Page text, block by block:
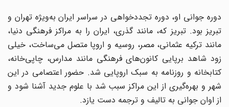
دوره جوانی او، دوره تجددخواهی در سراسر ایران به‌ویژه تهران و
تبریز بود. تبریز که، مانند گذری، ایران را به مراکز فرهنگی دنیا،
مانند ترکیه عثمانی، مصر، روسیه و اروپا متصل می‌ساخت، خیلی
زود شاهد برپایی کانون‌های فرهنگی مانند مدارس، چاپی‌خانه،
کتابخانه و روزنامه به سبک اروپایی شد. حضور اعتصامی در این
شهر و بهره‌گیری از این مراکز سبب شد با علوم جدید آشنا شود و
از اوان جوانی به تالیف و ترجمه دست یازد.